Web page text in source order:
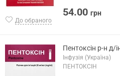
До обраного
54.00 грн
Пентоксін р-н
Інфузія (Україна)
ПЕНТОКСІН